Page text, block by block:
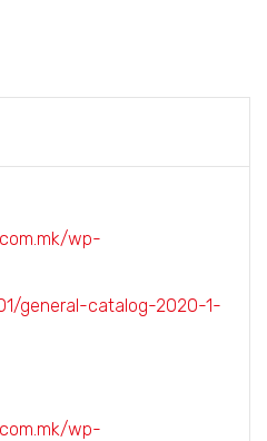
wp-
general-catalog-2020-1-
wp-